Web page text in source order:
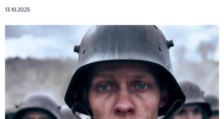
13.10.2025